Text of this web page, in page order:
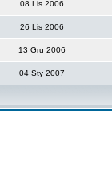
08 Lis 2006
26 Lis 2006
13 Gru 2006
04 Sty 2007